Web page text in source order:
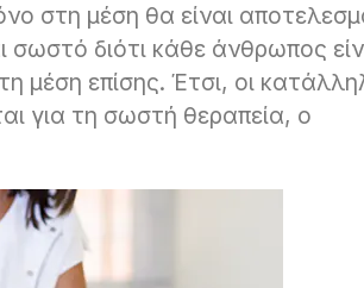
στη μέση θα είναι
σωστό διότι κάθε άνθρωπος
μέση επίσης. Έτσι, οι
για τη σωστή θεραπεία, ο